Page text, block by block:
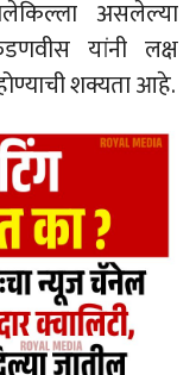
असलेल्या
यांनी लक्ष
शक्यता आहे.